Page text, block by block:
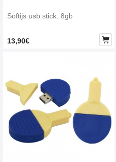
Softijs usb stick. 8gb
13,90€ 